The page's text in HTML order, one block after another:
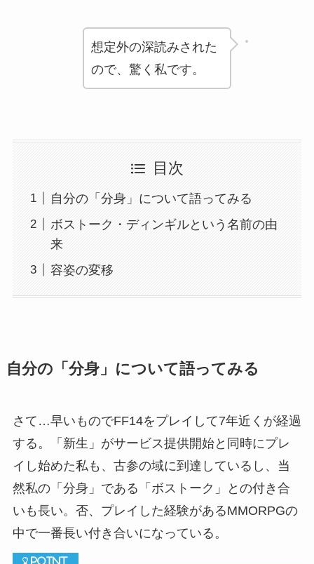
想定外の深読みされた
ので、驚く私です。
目次
自分の「分身」について語ってみる
ボストーク・ディンギルという名前の由
来
容姿の変移
自分の「分身」について語ってみる
さて…早いものでFF14をプレイして7年近くが経過
する。「新生」がサービス提供開始と同時にプレ
イし始めた私も、古参の域に到達しているし、当
然私の「分身」である「ボストーク」との付き合
いも長い。否、プレイした経験があるMMORPGの
中で一番長い付き合いになっている。